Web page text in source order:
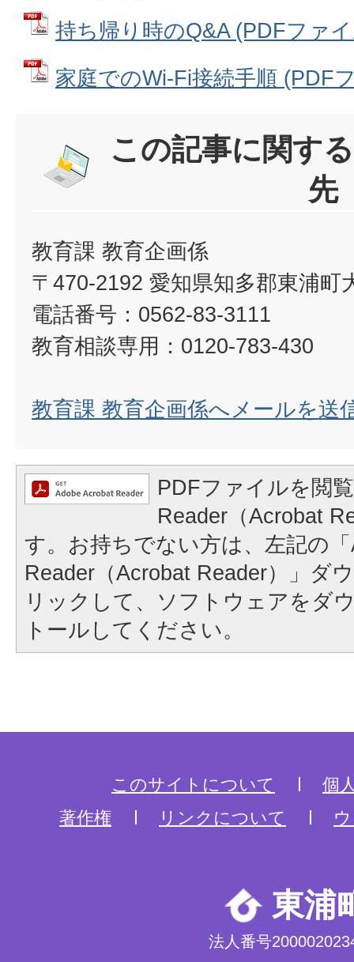
持ち帰り時のQ&A (PDFファ
家庭でのWi-Fi接続手順 (PDF
この記事に関す
先
教育課 教育企画係
〒470-2192 愛知県知多郡東浦町
電話番号：0562-83-3111
教育相談専用：0120-783-430
教育課 教育企画係へメールを送
PDFファイルを閲
Reader（Acrobat
す。お持ちでない方は、左記の
Reader（Acrobat Reader）」ダ
リックして、ソフトウェアをダ
トールしてください。
このサイトについて
個
著作権
リンクについて
東浦
法人番号